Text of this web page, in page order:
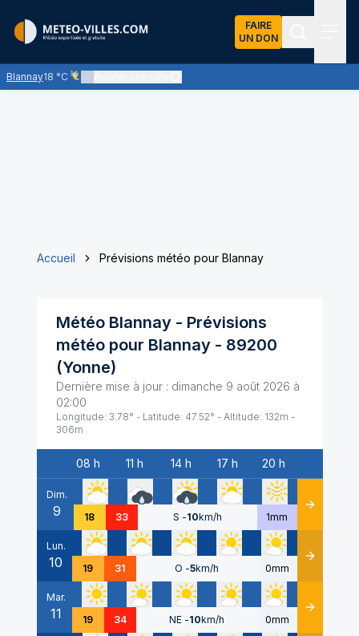
FAIRE
UN DON
Blannay18 °C
Ciel voilé par des nuages d'altitude, ternissant plus ou moins
Accueil Prévisions météo pour Blannay
Météo Blannay- Prévisions
météo pour Blannay- 89200
(Yonne)
Dernière mise à jour : dimanche 9 août 2026 à
02:00
Longitude: 3.78° - Latitude: 47.52° - Altitude: 132m -
306m
Date
08 h 11 h 14 h 17 h 20 h
Dim.
9 18 33 S -10km/h 1mm Détails
Lun.
10 19 31 O -5km/h 0mm Détails
Mar.
11 19 34 NE -10km/h 0mm Détails